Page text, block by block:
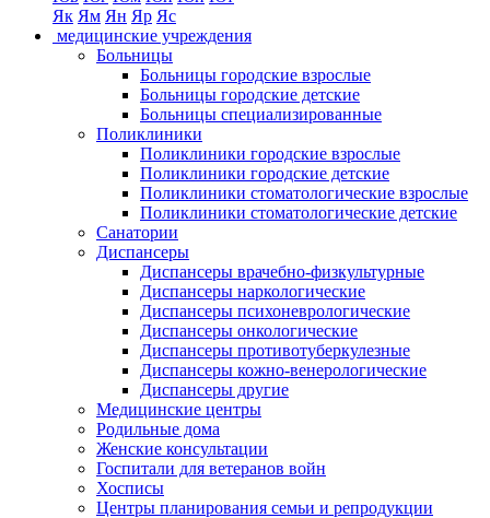
Як Ям Ян Яр Яс
медицинские учреждения
Больницы
Больницы городские взрослые
Больницы городские детские
Больницы специализированные
Поликлиники
Поликлиники городские взрослые
Поликлиники городские детские
Поликлиники стоматологические взрослые
Поликлиники стоматологические детские
Санатории
Диспансеры
Диспансеры врачебно-физкультурные
Диспансеры наркологические
Диспансеры психоневрологические
Диспансеры онкологические
Диспансеры противотуберкулезные
Диспансеры кожно-венерологические
Диспансеры другие
Медицинские центры
Родильные дома
Женские консультации
Госпитали для ветеранов войн
Хосписы
Центры планирования семьи и репродукции